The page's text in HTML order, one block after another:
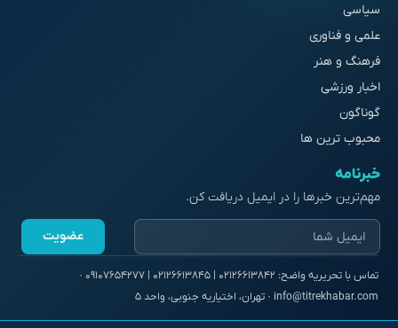
سیاسی
علمی و فناوری
فرهنگ و هنر
اخبار ورزشی
گوناگون
محبوب ترین ها
خبرنامه
مهم‌ترین خبرها را در ایمیل دریافت کن.
عضویت